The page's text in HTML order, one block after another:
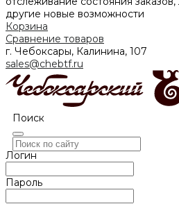
другие новые возможности
Корзина
Сравнение товаров
г. Чебоксары, Калинина, 107
sales@chebtf.ru
Поиск
Логин
Пароль